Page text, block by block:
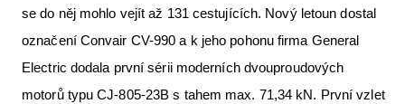
se do něj mohlo vejít až 131 cestujících. Nový letoun dostal
označení Convair CV-990 a k jeho pohonu firma General
Electric dodala první sérii moderních dvouproudových
motorů typu CJ-805-23B s tahem max. 71,34 kN. První vzlet